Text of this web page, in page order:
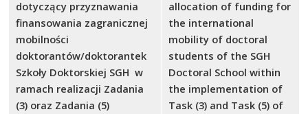
dotyczący przyznawania
finansowania zagranicznej
mobilności
doktorantów/doktorantek
Szkoły Doktorskiej SGH w
ramach realizacji Zadania
(3) oraz Zadania (5)
allocation of funding for
the international
mobility of doctoral
students of the SGH
Doctoral School within
the implementation of
Task (3) and Task (5) of